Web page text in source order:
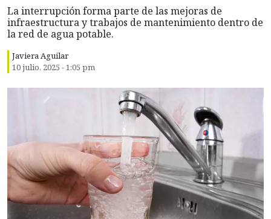
La interrupción forma parte de las mejoras de
infraestructura y trabajos de mantenimiento dentro de
la red de agua potable.
Javiera Aguilar
10 julio, 2025 - 1:05 pm